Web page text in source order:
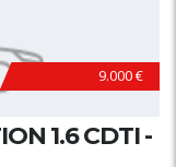
9.000 €
1.6 CDTI -